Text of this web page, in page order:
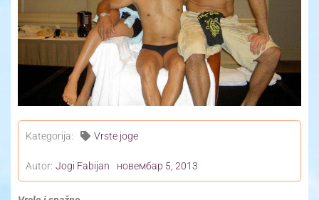
Yoga Travel
Blog
Joga
Kontakt
Kategorija: Vrste joge
Autor: Jogi Fabijan новембар 5, 2013